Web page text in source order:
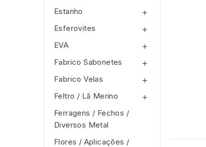
Estanho 
Esferovites 
EVA 
Fabrico Sabonetes 
Fabrico Velas 
Feltro / Lã Merino 
Ferragens / Fechos /
Diversos Metal
Flores / Aplicações /